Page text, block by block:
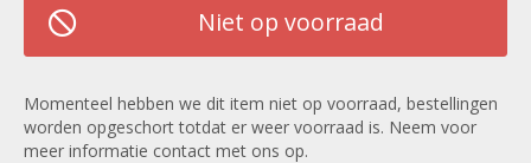
Niet op voorraad
Momenteel hebben we dit item niet op voorraad, bestellingen
worden opgeschort totdat er weer voorraad is. Neem voor
meer informatie contact met ons op.